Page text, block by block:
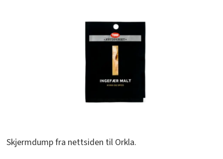
Skjermdump fra nettsiden til Orkla.